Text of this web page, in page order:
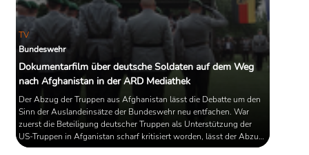
TV
Bundeswehr
Dokumentarfilm über deutsche Soldaten auf dem Weg
nach Afghanistan in der ARD Mediathek
Der Abzug der Truppen aus Afghanistan lässt die Debatte um den
Sinn der Auslandeinsätze der Bundeswehr neu entfachen. War
zuerst die Beteiligung deutscher Truppen als Unterstützung der
US-Truppen in Afganistan scharf kritisiert worden, lässt der Abzug
ebenfalls viele Fragen offen. Umso aktueller ist die Dokumentation